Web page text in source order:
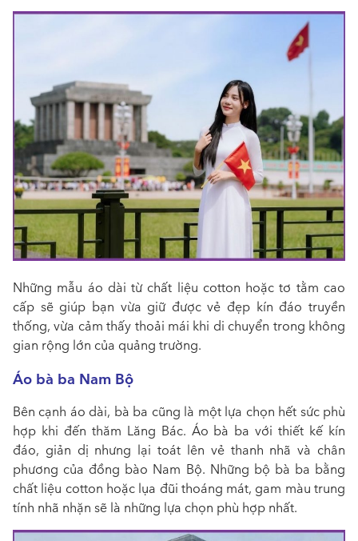
Những mẫu áo dài từ chất liệu cotton hoặc tơ tằm cao
cấp sẽ giúp bạn vừa giữ được vẻ đẹp kín đáo truyền
thống, vừa cảm thấy thoải mái khi di chuyển trong không
gian rộng lớn của quảng trường.
Áo bà ba Nam Bộ
Bên cạnh áo dài, bà ba cũng là một lựa chọn hết sức phù
hợp khi đến thăm Lăng Bác. Áo bà ba với thiết kế kín
đáo, giản dị nhưng lại toát lên vẻ thanh nhã và chân
phương của đồng bào Nam Bộ. Những bộ bà ba bằng
chất liệu cotton hoặc lụa đũi thoáng mát, gam màu trung
tính nhã nhặn sẽ là những lựa chọn phù hợp nhất.